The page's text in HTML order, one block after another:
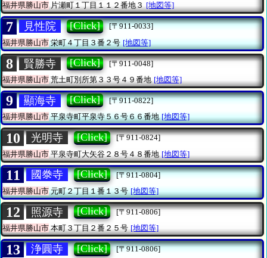
福井県勝山市片瀬町１丁目１１２番地３ [地図等]
7 見性院 [Click]
[〒911-0033]
福井県勝山市栄町４丁目３番２号 [地図等]
8 賢勝寺 [Click]
[〒911-0048]
福井県勝山市荒土町別所第３３号４９番地 [地図等]
9 顯海寺 [Click]
[〒911-0822]
福井県勝山市平泉寺町平泉寺５６号６６番地 [地図等]
10 光明寺 [Click]
[〒911-0824]
福井県勝山市 平泉寺町大矢谷２８号４８番地 [地図等]
11 國𣳾寺 [Click]
[〒911-0804]
福井県勝山市元町２丁目１番１３号 [地図等]
12 照源寺 [Click]
[〒911-0806]
福井県勝山市本町３丁目２番２５号 [地図等]
13 浄圓寺 [Click]
[〒911-0806]